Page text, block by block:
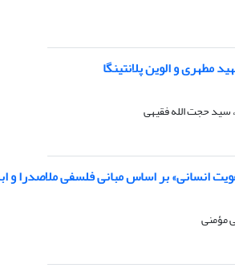
مطهری و الوین پلانتینگا
حجت الله فقیهی
انسانی» بر اساس مبانی فلسفی ملاصدرا و
مؤمنی